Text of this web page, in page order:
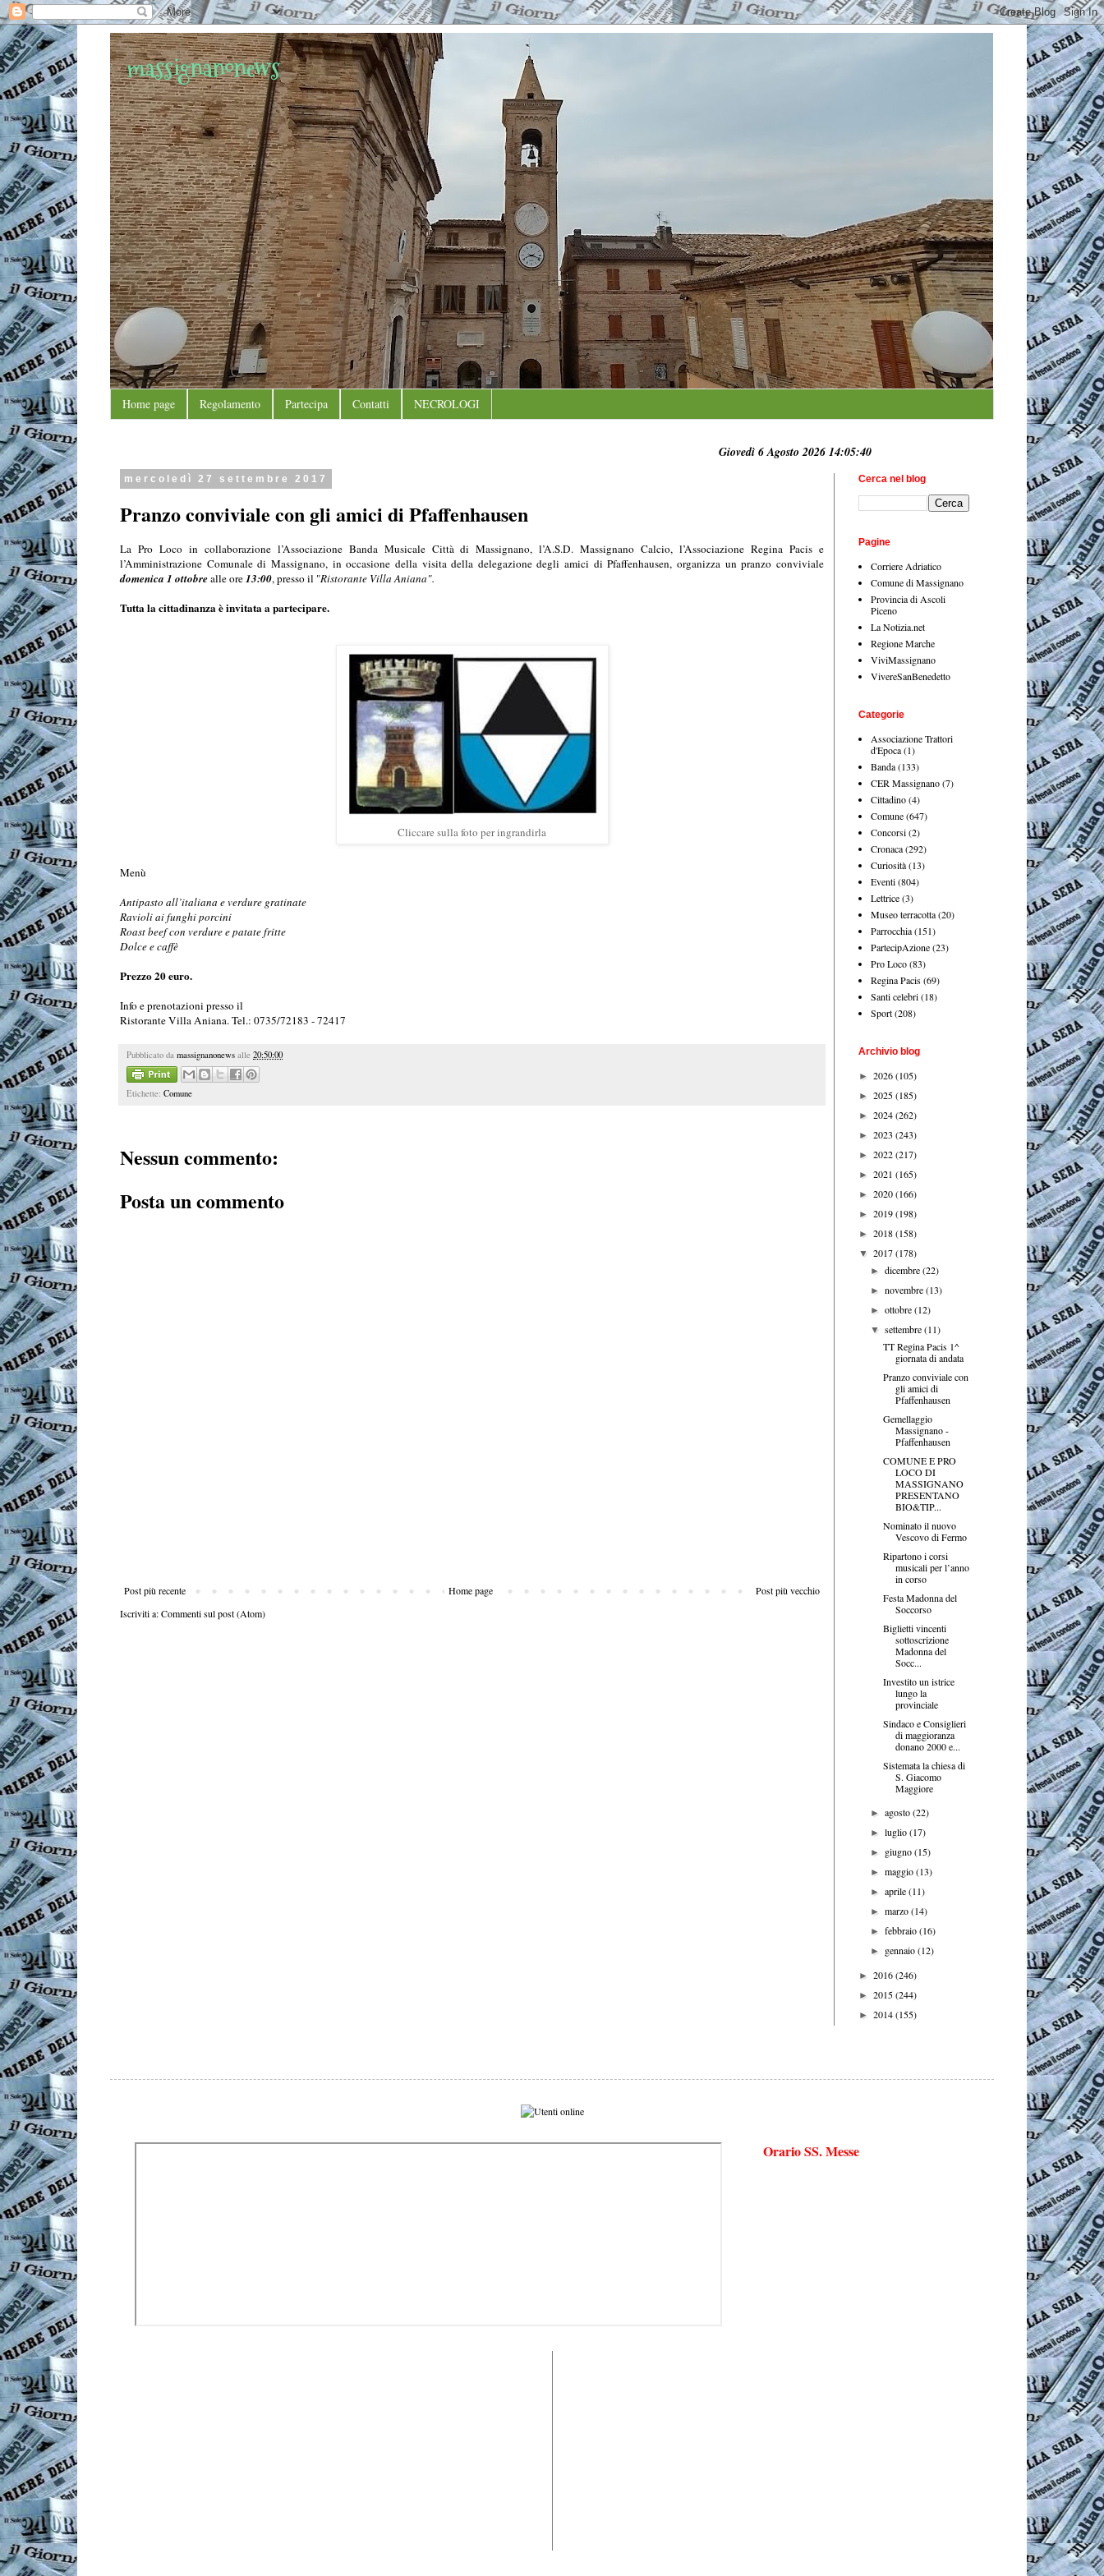
massignanonews
Home page Regolamento Partecipa Contatti NECROLOGI
Giovedì 6 Agosto 2026 14:05:41
mercoledì 27 settembre 2017
Pranzo conviviale con gli amici di Pfaffenhausen
La Pro Loco in collaborazione l’Associazione Banda Musicale Città di Massignano, l’A.S.D. Massignano Calcio, l’Associazione Regina Pacis e
l’Amministrazione Comunale di Massignano, in occasione della visita della delegazione degli amici di Pfaffenhausen, organizza un pranzo conviviale
domenica 1 ottobrealle ore13:00, presso il "Ristorante Villa Aniana".
Tutta la cittadinanza è invitata a partecipare.
Cliccare sulla foto per ingrandirla
Menù
Antipasto all’italiana e verdure gratinate
Ravioli ai funghi porcini
Roast beef con verdure e patate fritte
Dolce e caffè
Prezzo 20 euro.
Info e prenotazioni presso il
Ristorante Villa Aniana. Tel.: 0735/72183 - 72417
Pubblicato da massignanonews alle 20:50:00
Etichette: Comune
Nessun commento:
Posta un commento
Post più recente Post più vecchio
Home page
Iscriviti a:Commenti sul post (Atom)
Cerca nel blog
Pagine
Corriere Adriatico
Comune di Massignano
Provincia di Ascoli
Piceno
La Notizia.net
Regione Marche
ViviMassignano
VivereSanBenedetto
Categorie
Associazione Trattori
d'Epoca(1)
Banda(133)
CER Massignano(7)
Cittadino(4)
Comune(647)
Concorsi(2)
Cronaca(292)
Curiosità(13)
Eventi(804)
Lettrice(3)
Museo terracotta(20)
Parrocchia(151)
PartecipAzione(23)
Pro Loco(83)
Regina Pacis(69)
Santi celebri(18)
Sport(208)
Archivio blog
► 2026(105)
► 2025(185)
► 2024(262)
► 2023 (243)
► 2022(217)
► 2021 (165)
► 2020(166)
► 2019(198)
► 2018(158)
▼ 2017(178)
►dicembre(22)
►novembre(13)
►ottobre(12)
▼settembre(11)
TT Regina Pacis 1^
giornata di andata
Pranzo conviviale con
gli amici di
Pfaffenhausen
Gemellaggio
Massignano -
Pfaffenhausen
COMUNE E PRO
LOCO DI
MASSIGNANO
PRESENTANO
BIO&TIP...
Nominato il nuovo
Vescovo di Fermo
Ripartono i corsi
musicali per l’anno
in corso
Festa Madonna del
Soccorso
Biglietti vincenti
sottoscrizione
Madonna del
Socc...
Investito un istrice
lungo la
provinciale
Sindaco e Consiglieri
di maggioranza
donano 2000 e...
Sistemata la chiesa di
S. Giacomo
Maggiore
►agosto(22)
►luglio(17)
► giugno(15)
►maggio(13)
►aprile(11)
►marzo(14)
►febbraio(16)
► gennaio(12)
► 2016(246)
► 2015(244)
► 2014(155)
Orario SS. Messe